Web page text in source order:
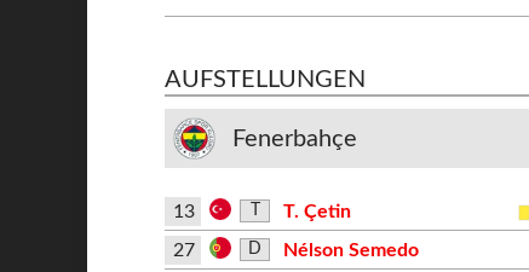
AUFSTELLUNGEN
Fenerbahçe
13 T. Çetin
27 D
Nélson Semedo